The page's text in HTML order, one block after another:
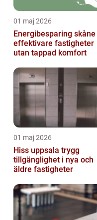
01 maj 2026
Energibesparing skåne
effektivare fastigheter
utan tappad komfort
01 maj 2026
Hiss uppsala trygg
tillgänglighet i nya och
äldre fastigheter